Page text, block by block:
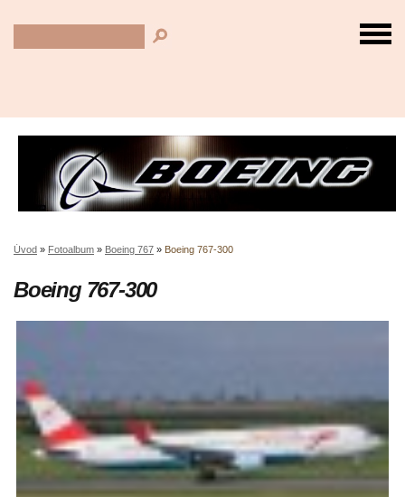
Úvod » Fotoalbum » Boeing 767 » Boeing 767-300
Boeing 767-300